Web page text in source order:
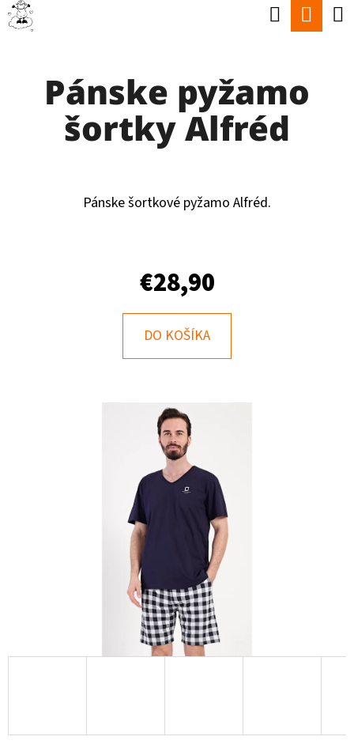
Prejsť
Hľadať
Pánske pyžamo
šortky Alfréd
Pánske šortkové pyžamo Alfréd.
€28,90
DO KOŠÍKA
K
O
HĽADAŤ